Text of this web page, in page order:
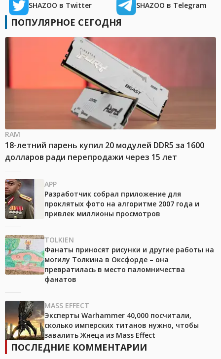
SHAZOO в Twitter SHAZOO в Telegram
ПОПУЛЯРНОЕ СЕГОДНЯ
RAM
18-летний парень купил 20 модулей DDR5 за 1600
долларов ради перепродажи через 15 лет
APP
Разработчик собрал приложение для
проклятых фото на алгоритме 2007 года и
привлек миллионы просмотров
TOLKIEN
Фанаты приносят рисунки и другие работы на
могилу Толкина в Оксфорде – она
превратилась в место паломничества
фанатов
MASS EFFECT
Эксперты Warhammer 40,000 посчитали,
сколько имперских титанов нужно, чтобы
завалить Жнеца из Mass Effect
ПОСЛЕДНИЕ КОММЕНТАРИИ